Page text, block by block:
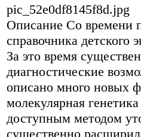
pic_52e0df8145f8d.jpg
Описание Со времени
справочника детского
За это время
диагностические
описано много новых
молекулярная
доступным методом
существенно